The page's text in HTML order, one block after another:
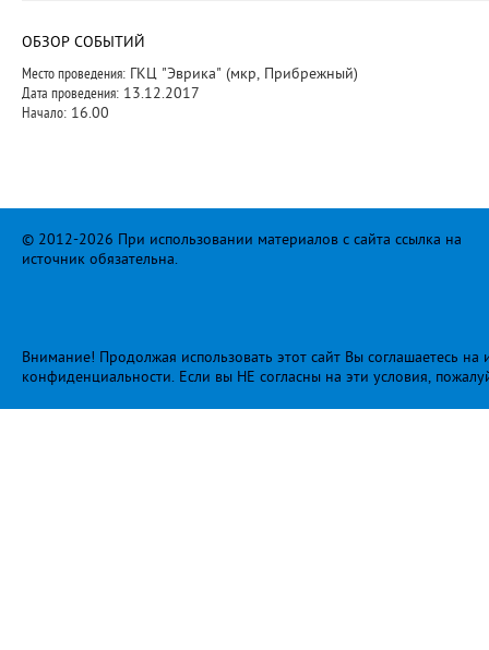
ОБЗОР СОБЫТИЙ
Место проведения: ГКЦ "Эврика" (мкр, Прибрежный)
Дата проведения: 13.12.2017
Начало: 16.00
© 2012-2026 При использовании материалов с сайта ссылка на
источник обязательна.
Внимание! Продолжая использовать этот сайт Вы соглашаетесь
конфиденциальности. Если вы НЕ согласны на эти условия,